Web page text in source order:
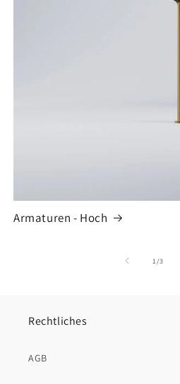
Armaturen - Hoch
1 /von
3
Rechtliches
AGB